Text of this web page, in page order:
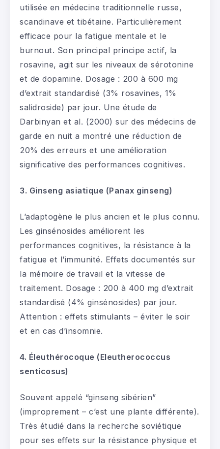
utilisée en médecine traditionnelle russe,
scandinave et tibétaine. Particulièrement
efficace pour la fatigue mentale et le
burnout. Son principal principe actif, la
rosavine, agit sur les niveaux de sérotonine
et de dopamine. Dosage : 200 à 600 mg
d’extrait standardisé (3% rosavines, 1%
salidroside) par jour. Une étude de
Darbinyan et al. (2000) sur des médecins de
garde en nuit a montré une réduction de
20% des erreurs et une amélioration
significative des performances cognitives.
3. Ginseng asiatique (Panax ginseng)
L’adaptogène le plus ancien et le plus connu.
Les ginsénosides améliorent les
performances cognitives, la résistance à la
fatigue et l’immunité. Effets documentés sur
la mémoire de travail et la vitesse de
traitement. Dosage : 200 à 400 mg d’extrait
standardisé (4% ginsénosides) par jour.
Attention : effets stimulants – éviter le soir
et en cas d’insomnie.
4. Éleuthérocoque (Eleutherococcus
senticosus)
Souvent appelé “ginseng sibérien”
(improprement – c’est une plante différente).
Très étudié dans la recherche soviétique
pour ses effets sur la résistance physique et